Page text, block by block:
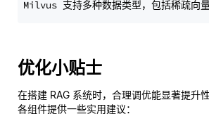
优化小贴士
在搭建 RAG 系统时，合理调优能显著提升
各组件提供一些实用建议：